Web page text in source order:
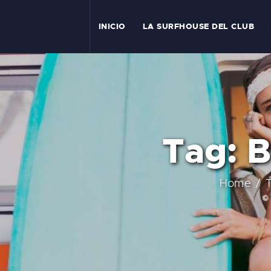
INICIO LA SURFHOUSE DEL CLUB
Tag:
Home